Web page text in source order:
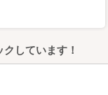
しています！